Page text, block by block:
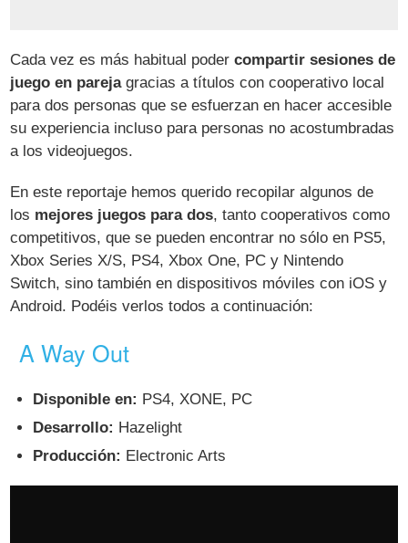
Cada vez es más habitual podercompartir sesiones de
juego en parejagracias a títulos con cooperativo local
para dos personas que se esfuerzan en hacer accesible
su experiencia incluso para personas no acostumbradas
a los videojuegos.
En este reportaje hemos querido recopilar algunos de
los mejores juegos para dos, tanto cooperativos como
competitivos, que se pueden encontrar no sólo en PS5,
Xbox Series X/S, PS4, Xbox One, PC y Nintendo
Switch, sino también en dispositivos móviles con iOS y
Android. Podéis verlos todos a continuación:
A Way Out
Disponible en: PS4, XONE, PC
Desarrollo: Hazelight
Producción: Electronic Arts